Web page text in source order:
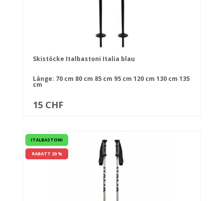
Skistöcke Italbastoni Italia blau
Länge: 70 cm 80 cm 85 cm 95 cm 120 cm 130 cm 135
cm
15 CHF
ITALBASTONI
RABATT 20 %